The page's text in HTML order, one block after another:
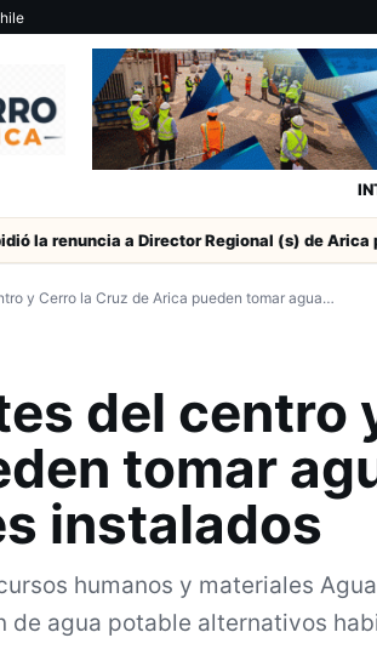
a Director Regional (s) de Arica por
y Cerro la Cruz de Arica pueden tomar agua…
del centro
tomar
instalados
humanos y materiales
de agua potable alternativos